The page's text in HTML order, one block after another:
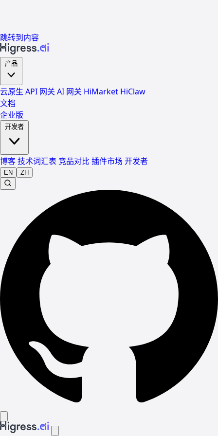
跳转到内容
云原生 API 网关 AI 网关 HiMarket HiClaw
文档
企业版
博客技术词汇表 竞品对比 插件市场 开发者
EN ZH